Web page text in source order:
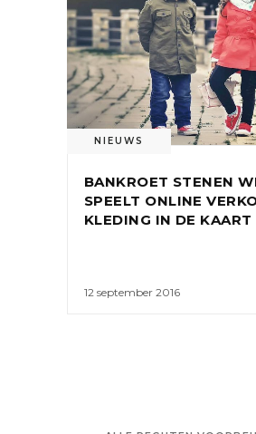
NIEUWS
BANKROET STENEN
SPEELT ONLINE
KLEDING IN DE KAART
12 september 2016